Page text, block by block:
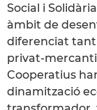
Social i
àmbit de
diferenciat tant
privat-
Cooperatius
dinamització